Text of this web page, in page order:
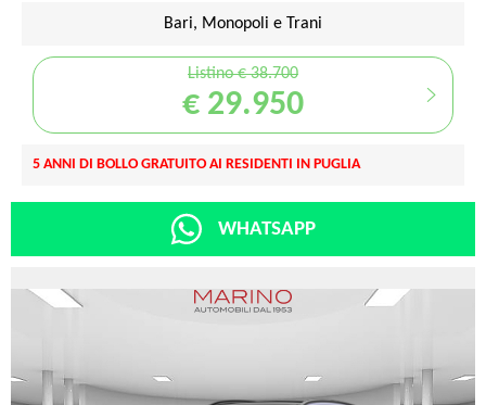
Bari, Monopoli e Trani
Listino € 38.700
€ 29.950
5 ANNI DI BOLLO GRATUITO AI RESIDENTI IN PUGLIA
WHATSAPP